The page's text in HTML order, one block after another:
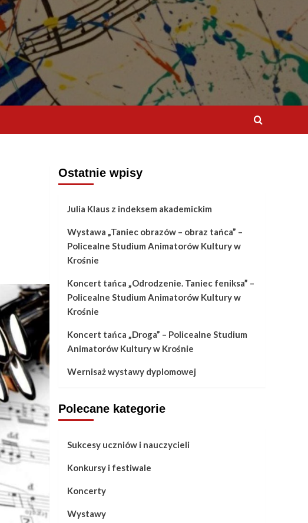
Ostatnie wpisy
Julia Klaus z indeksem akademickim
Wystawa „Taniec obrazów – obraz tańca” –
Policealne Studium Animatorów Kultury w
Krośnie
Koncert tańca „Odrodzenie. Taniec feniksa” –
Policealne Studium Animatorów Kultury w
Krośnie
Koncert tańca „Droga” – Policealne Studium
Animatorów Kultury w Krośnie
Wernisaż wystawy dyplomowej
Polecane kategorie
Sukcesy uczniów i nauczycieli
Konkursy i festiwale
Koncerty
Wystawy